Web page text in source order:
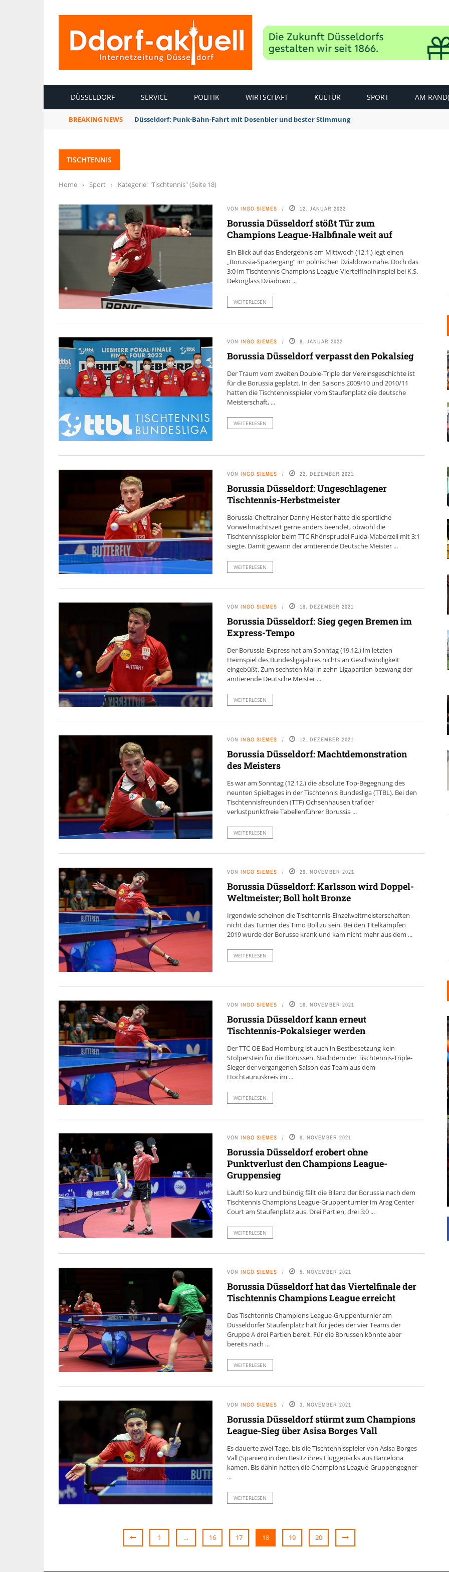
DÜSSELDORF SERVICE POLITIK WIRTSCHAFT KULTUR SPORT AM
BREAKING NEWS Düsseldorf: Punk-Bahn-Fahrt mit Dosenbier und bester Stimmung
TISCHTENNIS
Home › Sport › Kategorie: "Tischtennis"(Seite 18)
VON INGO SIEMES 12. JANUAR 2022
Borussia Düsseldorf stößt Tür zum
Champions League-Halbfinale weit auf
Ein Blick auf das Endergebnis am Mittwoch (12.1.) legt einen
„Borussia-Spaziergang“ im polnischen Dzialdowo nahe. Doch das
3:0 im Tischtennis Champions League-Viertelfinalhinspiel bei K.S.
Dekorglass Dziadowo ...
WEITERLESEN
VON INGO SIEMES 8. JANUAR 2022
Borussia Düsseldorf verpasst den Pokalsieg
Der Traum vom zweiten Double-Triple der Vereinsgeschichte ist
für die Borussia geplatzt. In den Saisons 2009/10 und 2010/11
hatten die Tischtennisspieler vom Staufenplatz die deutsche
Meisterschaft, ...
WEITERLESEN
VON INGO SIEMES 22. DEZEMBER 2021
Borussia Düsseldorf: Ungeschlagener
Tischtennis-Herbstmeister
Borussia-Cheftrainer Danny Heister hätte die sportliche
Vorweihnachtszeit gerne anders beendet, obwohl die
Tischtennisspieler beim TTC Rhönsprudel Fulda-Maberzell mit 3:1
siegte. Damit gewann der amtierende Deutsche Meister ...
WEITERLESEN
VON INGO SIEMES 19. DEZEMBER 2021
Borussia Düsseldorf: Sieg gegen Bremen im
Express-Tempo
Der Borussia-Express hat am Sonntag (19.12.) im letzten
Heimspiel des Bundesligajahres nichts an Geschwindigkeit
eingebüßt. Zum sechsten Mal in zehn Ligapartien bezwang der
amtierende Deutsche Meister ...
WEITERLESEN
VON INGO SIEMES 12. DEZEMBER 2021
Borussia Düsseldorf: Machtdemonstration
des Meisters
Es war am Sonntag (12.12.) die absolute Top-Begegnung des
neunten Spieltages in der Tischtennis Bundesliga (TTBL). Bei den
Tischtennisfreunden (TTF) Ochsenhausen traf der
verlustpunktfreie Tabellenführer Borussia ...
WEITERLESEN
VON INGO SIEMES 29. NOVEMBER 2021
Borussia Düsseldorf: Karlsson wird Doppel-
Weltmeister; Boll holt Bronze
Irgendwie scheinen die Tischtennis-Einzelweltmeisterschaften
nicht das Turnier des Timo Boll zu sein. Bei den Titelkämpfen
2019 wurde der Borusse krank und kam nicht mehr aus dem ...
WEITERLESEN
VON INGO SIEMES 16. NOVEMBER 2021
Borussia Düsseldorf kann erneut
Tischtennis-Pokalsieger werden
Der TTC OE Bad Homburg ist auch in Bestbesetzung kein
Stolperstein für die Borussen. Nachdem der Tischtennis-Triple-
Sieger der vergangenen Saison das Team aus dem
Hochtaunuskreis im ...
WEITERLESEN
VON INGO SIEMES 6. NOVEMBER 2021
Borussia Düsseldorf erobert ohne
Punktverlust den Champions League-
Gruppensieg
Läuft! So kurz und bündig fällt die Bilanz der Borussia nach dem
Tischtennis Champions League-Gruppenturnier im Arag Center
Court am Staufenplatz aus. Drei Partien, drei 3:0 ...
WEITERLESEN
VON INGO SIEMES 5. NOVEMBER 2021
Borussia Düsseldorf hat das Viertelfinale der
Tischtennis Champions League erreicht
Das Tischtennis Champions League-Gruppenturnier am
Düsseldorfer Staufenplatz hält für jedes der vier Teams der
Gruppe A drei Partien bereit. Für die Borussen könnte aber
bereits nach ...
WEITERLESEN
VON INGO SIEMES 3. NOVEMBER 2021
Borussia Düsseldorf stürmt zum Champions
League-Sieg über Asisa Borges Vall
Es dauerte zwei Tage, bis die Tischtennisspieler von Asisa Borges
Vall (Spanien) in den Besitz ihres Fluggepäcks aus Barcelona
kamen. Bis dahin hatten die Champions League-Gruppengegner
...
WEITERLESEN
1 … 16 17 18 19 20
UNTERSTÜTZEN
Die Inspiration des industriellen Chics sind die
Werkshallen des Industriezeitalters. Die Basis für
Fensterflächen. Wie so vieles wurde ...